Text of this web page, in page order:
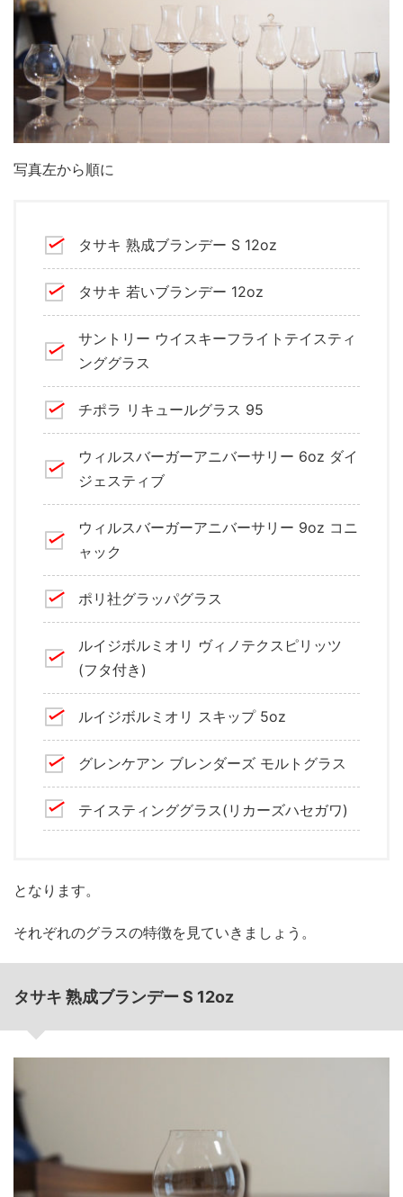
写真左から順に
タサキ 熟成ブランデー S 12oz
タサキ 若いブランデー 12oz
サントリー ウイスキーフライトテイスティ
ンググラス
チポラ リキュールグラス 95
ウィルスバーガーアニバーサリー 6oz ダイ
ジェスティブ
ウィルスバーガーアニバーサリー 9oz コニ
ャック
ポリ社グラッパグラス
ルイジボルミオリ ヴィノテクスピリッツ
(フタ付き)
ルイジボルミオリ スキップ 5oz
グレンケアン ブレンダーズ モルトグラス
テイスティンググラス(リカーズハセガワ)
となります。
それぞれのグラスの特徴を見ていきましょう。
タサキ 熟成ブランデー S 12oz